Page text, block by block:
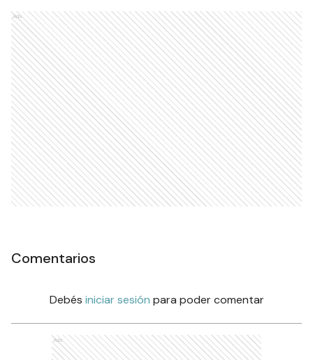
Ads
Comentarios
Debés iniciar sesión para poder comentar
Ads